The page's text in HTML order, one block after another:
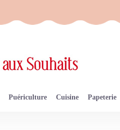
Puériculture Cuisine Papeterie